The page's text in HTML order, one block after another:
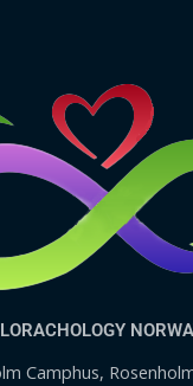
Camphus,